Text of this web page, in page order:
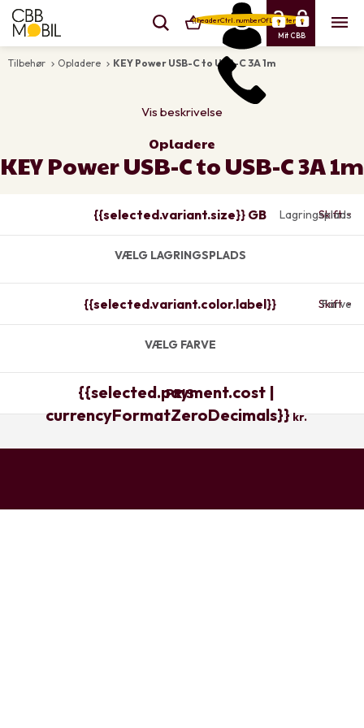
{{headerCtrl.numberOfLineItems}}
Mit CBB
Tilbehør keyboard_arrow_right Opladere keyboard_arrow_right KEY Power USB-C to USB-C 3A 1m
Vis beskrivelse
Opladere
KEY Power USB-C to USB-C 3A 1m
{{selected.variant.size}} GB Skift
Lagringsplads
VÆLG LAGRINGSPLADS
{{selected.variant.color.label}} Skift
Farve
VÆLG FARVE
PRIS
{{selected.payment.cost |
currencyFormatZeroDecimals}}kr.